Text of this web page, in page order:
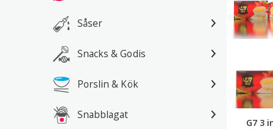
Såser
Snacks & Godis
Porslin & Kök
Snabblagat
G7 3